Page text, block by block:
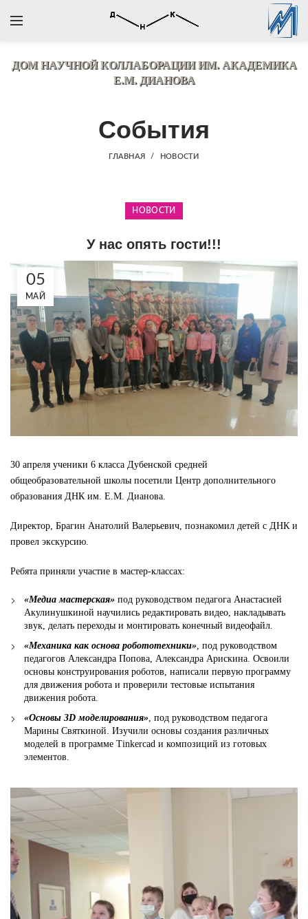
ДОМ НАУЧНОЙ КОЛЛАБОРАЦИИИМ. АКАДЕМИКА
Е.М. ДИАНОВА
События
ГЛАВНАЯ НОВОСТИ
НОВОСТИ
У нас опять гости!!!
05
МАЙ
30 апреля ученики 6 класса Дубенской средней
общеобразовательной школы посетили Центр дополнительного
образования ДНК им. Е.М. Дианова.
Директор, Брагин Анатолий Валерьевич, познакомил детей с ДНК и
провел экскурсию.
Ребята приняли участие в мастер-классах:
«Медиа мастерская» под руководством педагога Анастасией
Акулинушкиной научились редактировать видео, накладывать
звук, делать переходы и монтировать конечный видеофайл.
«Механика как основа робототехники», под руководством
педагогов Александра Попова, Александра Арискина. Освоили
основы конструирования роботов, написали первую программу
для движения робота и проверили тестовые испытания
движения робота.
«Основы 3D моделирования», под руководством педагога
Марины Святкиной. Изучили основы создания различных
моделей в программе Tinkercad и композиций из готовых
элементов.